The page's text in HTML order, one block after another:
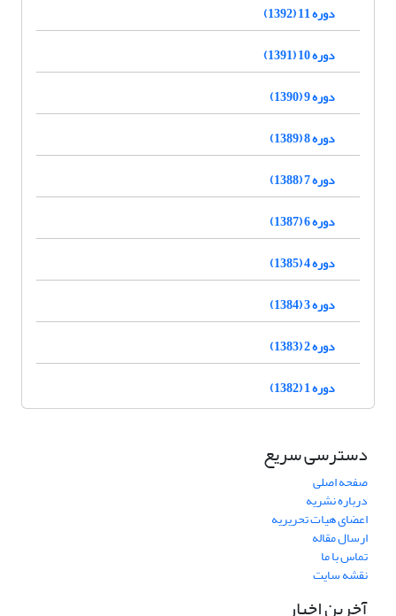
دوره 11 (1392)
دوره 10 (1391)
دوره 9 (1390)
دوره 8 (1389)
دوره 7 (1388)
دوره 6 (1387)
دوره 4 (1385)
دوره 3 (1384)
دوره 2 (1383)
دوره 1 (1382)
دسترسی سریع
صفحه اصلی
درباره نشریه
اعضای هیات تحریریه
ارسال مقاله
تماس با ما
نقشه سایت
آخرین اخبار